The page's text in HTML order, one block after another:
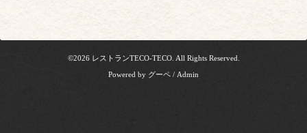
©2026 レストランTECO-TECO. All Rights Reserved.
Powered by グーペ / Admin